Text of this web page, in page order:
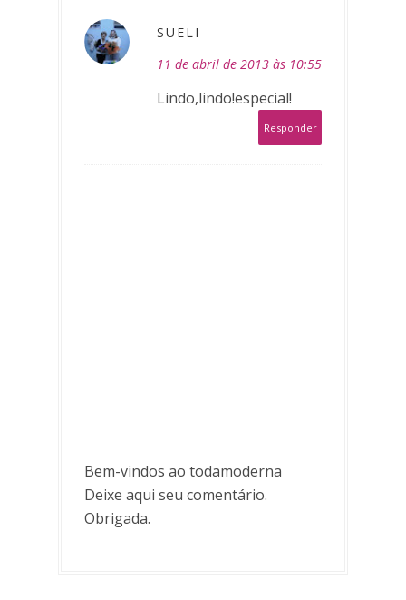
SUELI
11 de abril de 2013 às 10:55
Lindo,lindo!especial!
Responder
Bem-vindos ao todamoderna
Deixe aqui seu comentário.
Obrigada.